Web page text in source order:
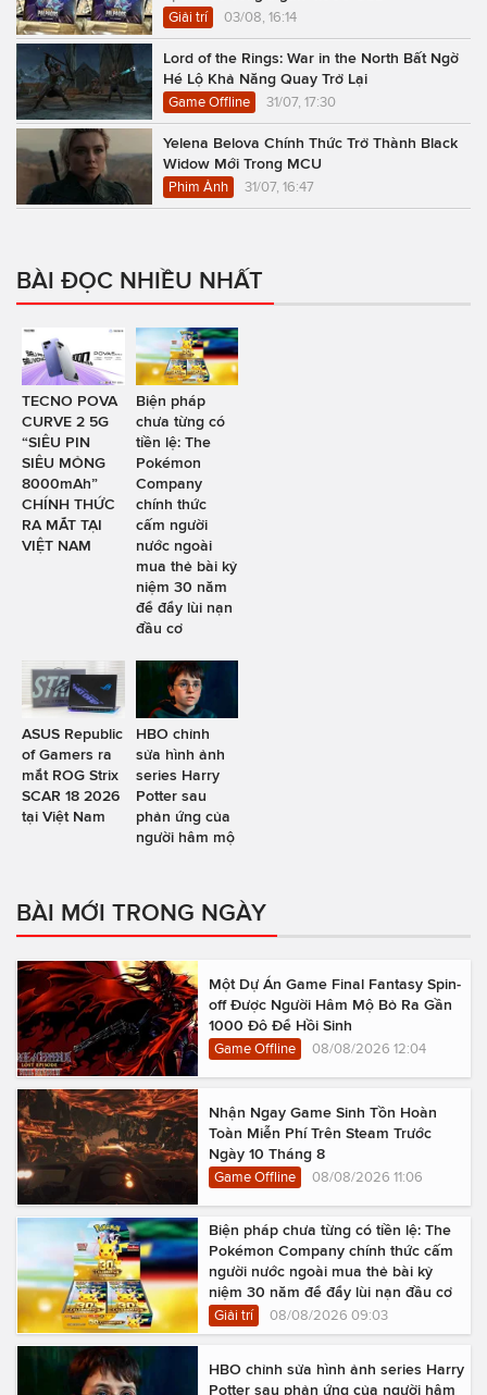
Giải trí 03/08, 16:14
Lord of the Rings: War in the North Bất Ngờ
Hé Lộ Khả Năng Quay Trở Lại
Game Offline 31/07, 17:30
Yelena Belova Chính Thức Trở Thành Black
Widow Mới Trong MCU
Phim Ảnh 31/07, 16:47
BÀI ĐỌC NHIỀU NHẤT
TECNO POVA
CURVE 2 5G
“SIÊU PIN
SIÊU MỎNG
8000mAh”
CHÍNH THỨC
RA MẮT TẠI
VIỆT NAM
Biện pháp
chưa từng có
tiền lệ: The
Pokémon
Company
chính thức
cấm người
nước ngoài
mua thẻ bài kỷ
niệm 30 năm
để đẩy lùi nạn
đầu cơ
ASUS Republic
of Gamers ra
mắt ROG Strix
SCAR 18 2026
tại Việt Nam
HBO chỉnh
sửa hình ảnh
series Harry
Potter sau
phản ứng của
người hâm mộ
BÀI MỚI TRONG NGÀY
Một Dự Án Game Final Fantasy Spin-
off Được Người Hâm Mộ Bỏ Ra Gần
1000 Đô Để Hồi Sinh
Game Offline 08/08/2026 12:04
Nhận Ngay Game Sinh Tồn Hoàn
Toàn Miễn Phí Trên Steam Trước
Ngày 10 Tháng 8
Game Offline 08/08/2026 11:06
Biện pháp chưa từng có tiền lệ: The
Pokémon Company chính thức cấm
người nước ngoài mua thẻ bài kỷ
niệm 30 năm để đẩy lùi nạn đầu cơ
Giải trí 08/08/2026 09:03
HBO chỉnh sửa hình ảnh series Harry
Potter sau phản ứng của người hâm